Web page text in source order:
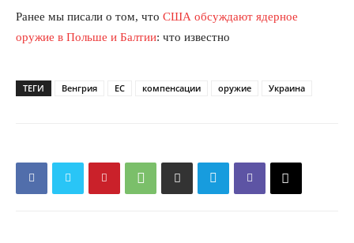
Ранее мы писали о том, что США обсуждают ядерное
оружие в Польше и Балтии: что известно
ТЕГИ Венгрия ЕС компенсации оружие Украина